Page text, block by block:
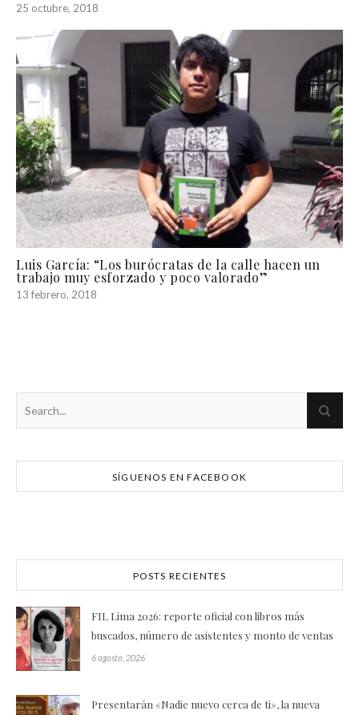
25 octubre, 2018
Luis García: “Los burócratas de la calle hacen un
trabajo muy esforzado y poco valorado”
13 febrero, 2018
SÍGUENOS EN FACEBOOK
POSTS RECIENTES
FIL Lima 2026: reporte oficial con libros más
buscados, número de asistentes y monto de ventas
6 agosto, 2026
Presentarán «Nadie nuevo cerca de ti», la nueva